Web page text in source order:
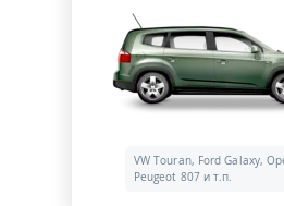
VW Touran, Ford Galaxy,
Peugeot 807 и т.п.